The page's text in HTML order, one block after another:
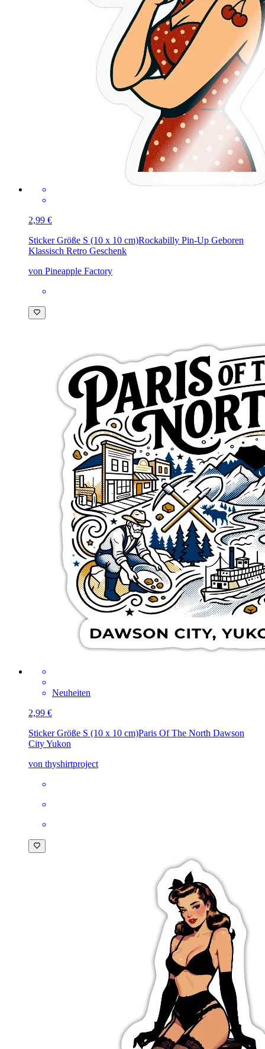
2,99 €
Sticker Größe S (10 x 10 cm)Rockabilly Pin-Up Geboren
Klassisch Retro Geschenk
von Pineapple Factory
Neuheiten
2,99 €
Sticker Größe S (10 x 10 cm)Paris Of The North Dawson
City Yukon
von thyshirtproject